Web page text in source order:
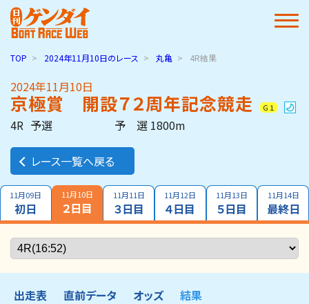
TOP 2024年11月10日のレース 丸亀 4R結果
2024年11月10日
京極賞 開設７２周年記念競走 Ｇ１
4R 予選 予 選 1800m
レース一覧へ戻る
11月09日
初日
11月10日
２日目
11月11日
３日目
11月12日
４日目
11月13日
５日目
11月14日
最終日
出走表 直前データ オッズ 結果